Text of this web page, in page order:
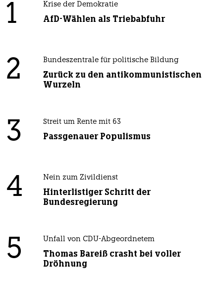
1 Krise der Demokratie
AfD-Wählen als Triebabfuhr
2 Bundeszentrale für politische Bildung
Zurück zu den antikommunistischen
Wurzeln
3 Streit um Rente mit 63
Passgenauer Populismus
4 Nein zum Zivildienst
Hinterlistiger Schritt der
Bundesregierung
5 Unfall von CDU-Abgeordnetem
Thomas Bareiß crasht bei voller
Dröhnung